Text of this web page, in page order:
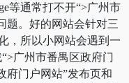
等通常打不开“>广州市
题。好的网站会针对三
，所以小网站会遇到一
广州市番禺区政府门
府门户网站”发布页和